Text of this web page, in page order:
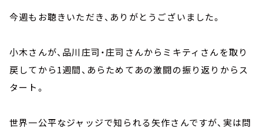
今週もお聴きいただき、ありがとうございました。
小木さんが、品川庄司・庄司さんからミキティさんを取り
戻してから1週間、あらためてあの激闘の振り返りからス
タート。
世界一公平なジャッジで知られる矢作さんですが、実は問